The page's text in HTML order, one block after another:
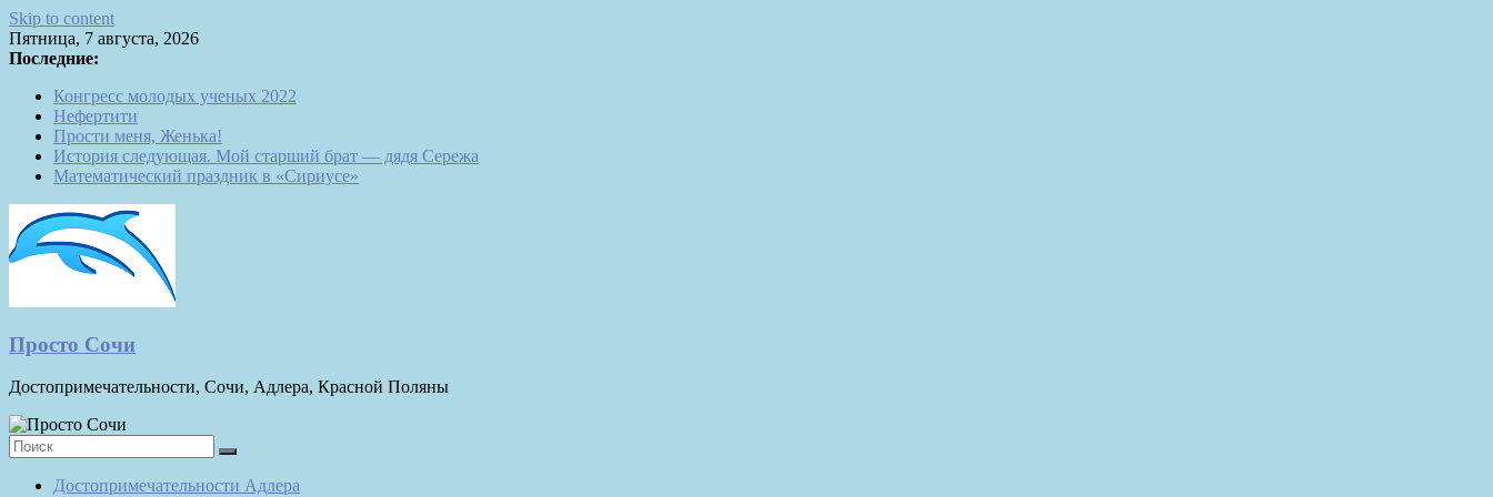
Skip to content
Пятница, 7 августа, 2026
Последние:
Конгресс молодых ученых 2022
Нефертити
Прости меня, Женька!
История следующая. Мой старший брат — дядя Сережа
Математический праздник в «Сириусе»
Просто Сочи
Достопримечательности, Сочи, Адлера, Красной Поляны
Достопримечательности Адлера